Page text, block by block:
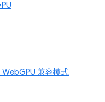
WebGPU 兼容模式